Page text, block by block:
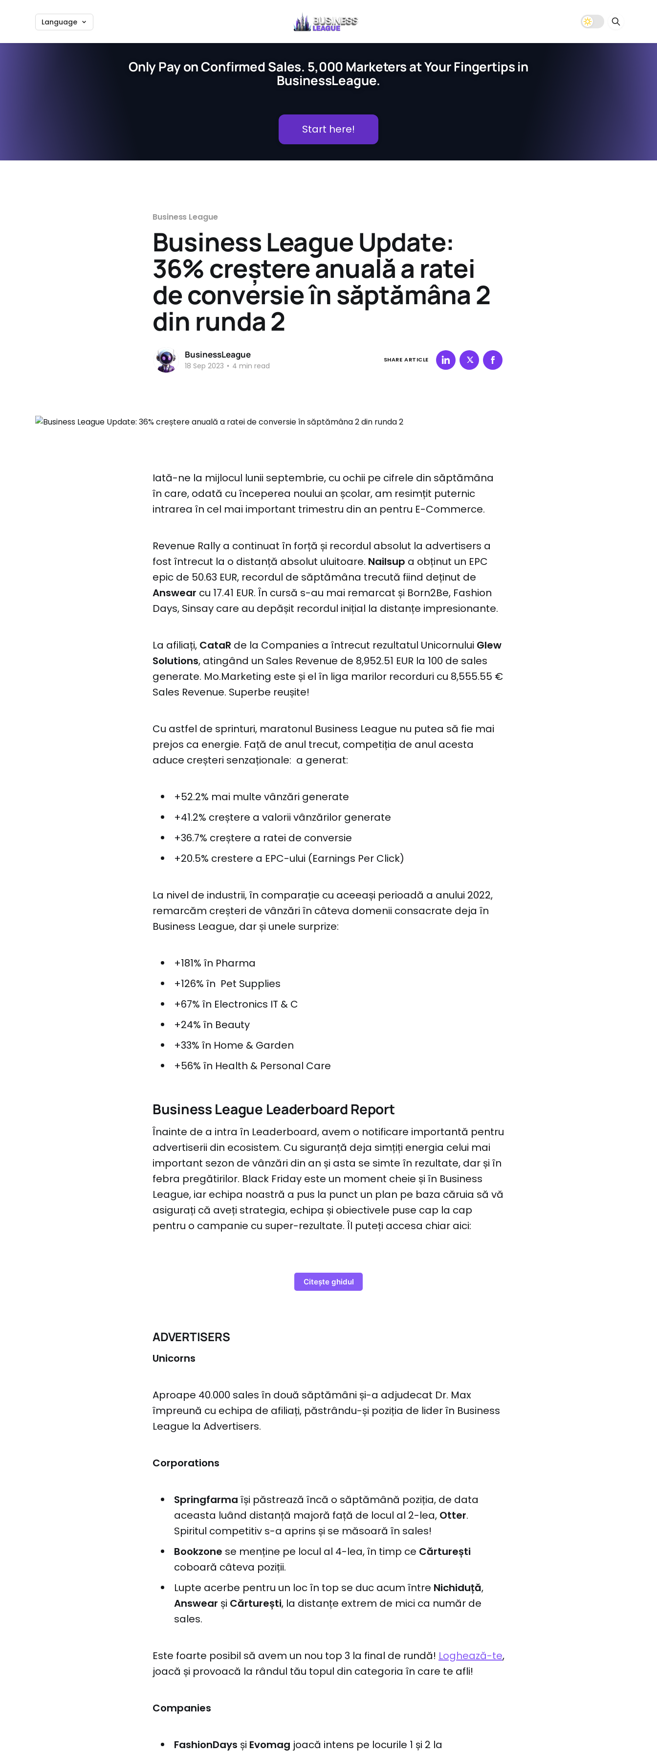
Language
Only Pay on Confirmed Sales. 5,000 Marketers at Your Fingertips in
BusinessLeague.
Start here!
Business League
Business League Update:
36% creștere anuală a ratei
de conversie în săptămâna 2
din runda 2
BusinessLeague
18 Sep 2023 • 4 min read
SHARE ARTICLE
Iată-ne la mijlocul lunii septembrie, cu ochii pe cifrele din săptămâna
în care, odată cu începerea noului an școlar, am resimțit puternic
intrarea în cel mai important trimestru din an pentru E-Commerce.
Revenue Rally a continuat în forță și recordul absolut la advertisers a
fost întrecut la o distanță absolut uluitoare. Nailsup a obținut un EPC
epic de 50.63 EUR, recordul de săptămâna trecută fiind deținut de
Answear cu 17.41 EUR. În cursă s-au mai remarcat și Born2Be, Fashion
Days, Sinsay care au depășit recordul inițial la distanțe impresionante.
La afiliați, CataR de la Companies a întrecut rezultatul Unicornului Glew
Solutions, atingând un Sales Revenue de 8,952.51 EUR la 100 de sales
generate. Mo.Marketing este și el în liga marilor recorduri cu 8,555.55 €
Sales Revenue. Superbe reușite!
Cu astfel de sprinturi, maratonul Business League nu putea să fie mai
prejos ca energie. Față de anul trecut, competiția de anul acesta
aduce creșteri senzaționale: a generat:
+52.2% mai multe vânzări generate
+41.2% creștere a valorii vânzărilor generate
+36.7% creștere a ratei de conversie
+20.5% crestere a EPC-ului (Earnings Per Click)
La nivel de industrii, în comparație cu aceeași perioadă a anului 2022,
remarcăm creșteri de vânzări în câteva domenii consacrate deja în
Business League, dar și unele surprize:
+181% în Pharma
+126% în Pet Supplies
+67% în Electronics IT & C
+24% în Beauty
+33% în Home & Garden
+56% în Health & Personal Care
Business League Leaderboard Report
Înainte de a intra în Leaderboard, avem o notificare importantă pentru
advertiserii din ecosistem. Cu siguranță deja simțiți energia celui mai
important sezon de vânzări din an și asta se simte în rezultate, dar și în
febra pregătirilor. Black Friday este un moment cheie și în Business
League, iar echipa noastră a pus la punct un plan pe baza căruia să vă
asigurați că aveți strategia, echipa și obiectivele puse cap la cap
pentru o campanie cu super-rezultate. Îl puteți accesa chiar aici:
Citește ghidul
ADVERTISERS
Unicorns
Aproape 40.000 sales în două săptămâni și-a adjudecat Dr. Max
împreună cu echipa de afiliați, păstrându-și poziția de lider în Business
League la Advertisers.
Corporations
Springfarma își păstrează încă o săptămână poziția, de data
aceasta luând distanță majoră față de locul al 2-lea, Otter.
Spiritul competitiv s-a aprins și se măsoară în sales!
Bookzone se menține pe locul al 4-lea, în timp ce Cărturești
coboară câteva poziții.
Lupte acerbe pentru un loc în top se duc acum între Nichiduță,
Answear și Cărturești, la distanțe extrem de mici ca număr de
sales.
Este foarte posibil să avem un nou top 3 la final de rundă! Loghează-te,
joacă și provoacă la rândul tău topul din categoria în care te afli!
Companies
FashionDays și Evomag joacă intens pe locurile 1 și 2 la